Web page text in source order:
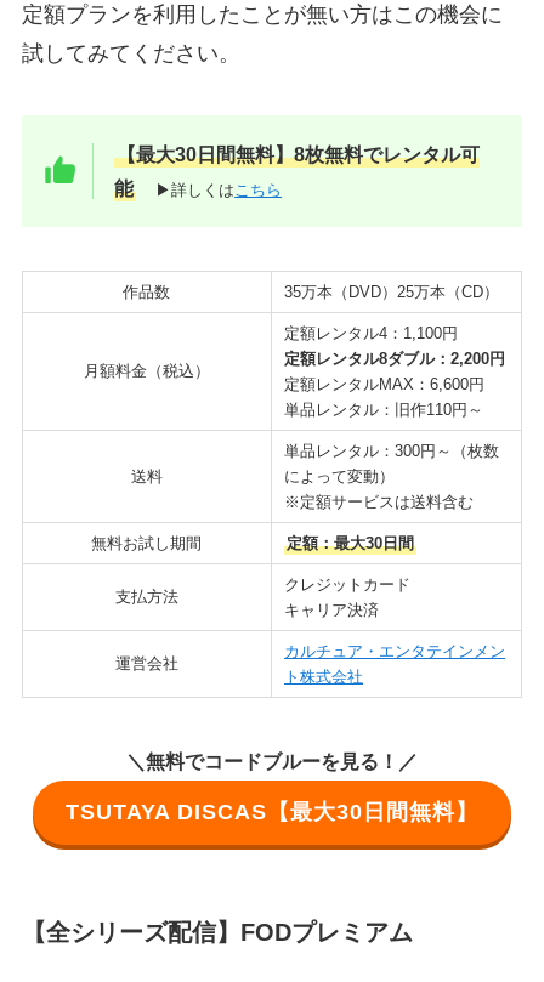
定額プランを利用したことが無い方はこの機会に
試してみてください。
【最大30日間無料】8枚無料でレンタル可
能
▶詳しくはこちら
作品数 35万本（DVD）25万本（CD）
月額料金（税込）
定額レンタル4：1,100円
定額レンタル8ダブル：2,200円
定額レンタルMAX：6,600円
単品レンタル：旧作110円～
送料
単品レンタル：300円～（枚数
によって変動）
※定額サービスは送料含む
無料お試し期間 定額：最大30日間
支払方法
クレジットカード
キャリア決済
運営会社
カルチュア・エンタテインメン
ト株式会社
＼無料でコードブルーを見る！／
TSUTAYA DISCAS【最大30日間無料】
【全シリーズ配信】 FODプレミアム